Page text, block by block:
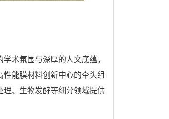
术氛围与深厚的人文底蕴，
能膜材料创新中心的牵头组
理、生物发酵等细分领域提供